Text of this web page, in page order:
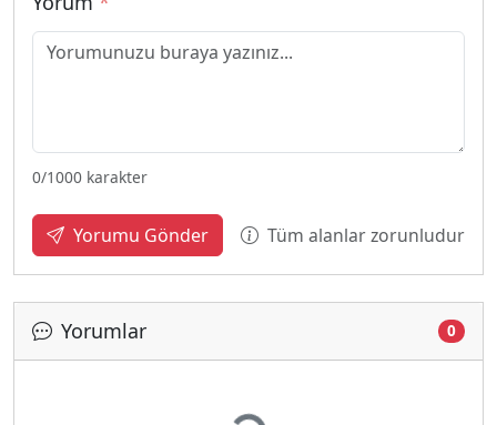
0/1000 karakter
Yorumu Gönder Tüm alanlar zorunludur
Yorumlar 0